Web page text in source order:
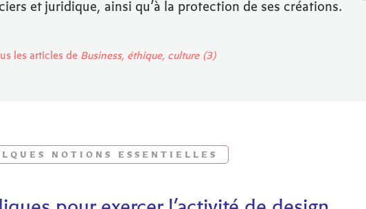
et juridique, ainsi qu’à la protection de ses créations.
les articles de Business, éthique, culture (3)
NOTIONS ESSENTIELLES